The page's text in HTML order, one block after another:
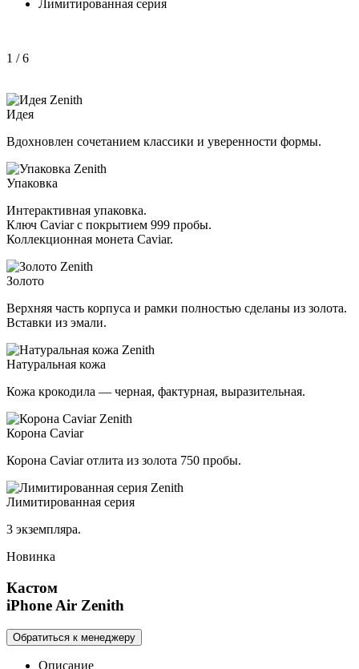
Лимитированная серия
1 / 6
Идея
Вдохновлен сочетанием классики и уверенности формы.
Упаковка
Интерактивная упаковка.
Ключ Caviar с покрытием 999 пробы.
Коллекционная монета Caviar.
Золото
Верхняя часть корпуса и рамки полностью сделаны из золота.
Вставки из эмали.
Натуральная кожа
Кожа крокодила — черная, фактурная, выразительная.
Корона Caviar
Корона Caviar отлита из золота 750 пробы.
Лимитированная серия
3 экземпляра.
Новинка
Кастом
iPhone Air Zenith
Обратиться к менеджеру
Описание